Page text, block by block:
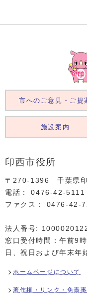
印西市役所
〒270-1396 千葉県印
電話： 0476‐42‐5111
ファクス：
法人番号:
窓口受付時間：午前9
日、祝日および年末年
ホームページについて
著作権・リンク・免責
市へのご意見・ご提
施設案内